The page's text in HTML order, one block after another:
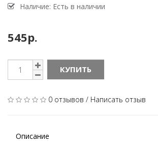
Наличие: Есть в наличии
545р.
КУПИТЬ
0 отзывов / Написать отзыв
Описание